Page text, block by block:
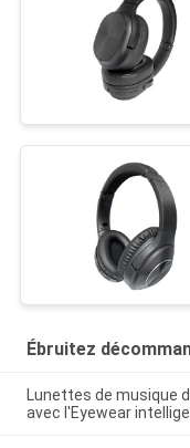
Ébruitez
Lunettes de musique
avec l'Eyewear